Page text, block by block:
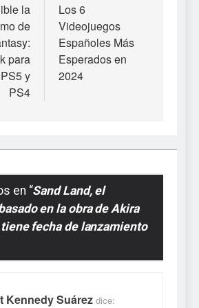
la
de
para
y
PS4
Los 6
Videojuegos
Españoles Más
Esperados en
2024
en “Sand Land, el
en la obra de Akira
tiene fecha de lanzamiento
Kennedy Suárez dice: